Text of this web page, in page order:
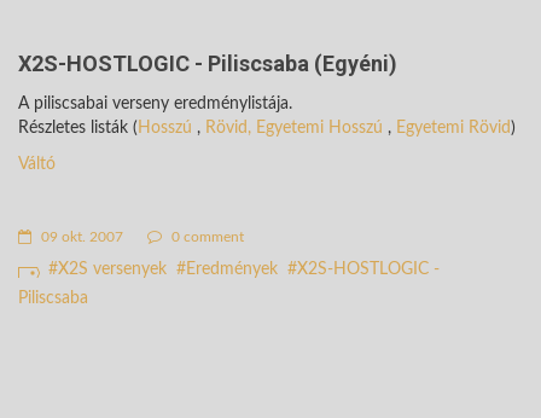
X2S-HOSTLOGIC - Piliscsaba (Egyéni)
A piliscsabai verseny eredménylistája.
Részletes listák ( Hosszú , Rövid, Egyetemi Hosszú , Egyetemi Rövid )
Váltó
09 okt. 2007 0 comment
X2S versenyek Eredmények
X2S-HOSTLOGIC -
Piliscsaba